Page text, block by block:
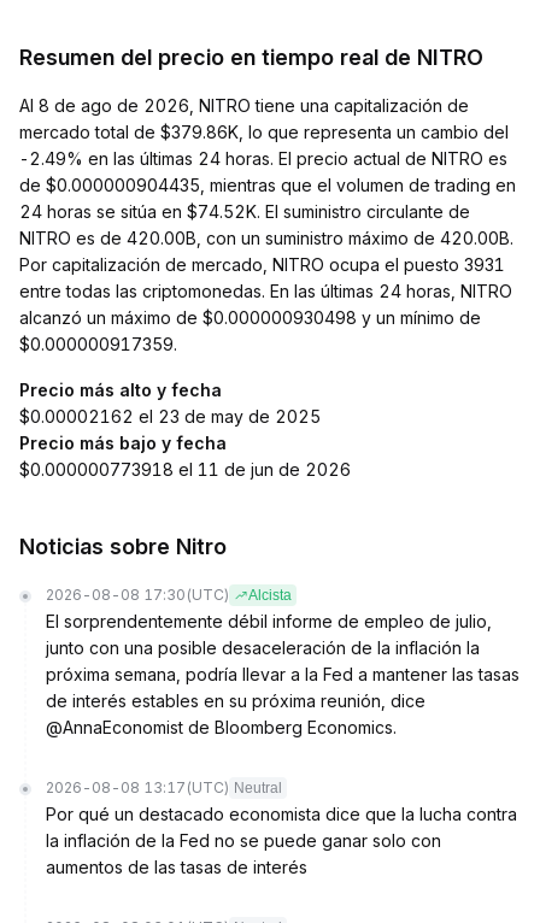
Resumen del precio en tiempo real de NITRO
Al 8 de ago de 2026, NITRO tiene una capitalización de
mercado total de $379.86K, lo que representa un cambio del
-2.49% en las últimas 24 horas. El precio actual de NITRO es
de $0.000000904435, mientras que el volumen de trading en
24 horas se sitúa en $74.52K. El suministro circulante de
NITRO es de 420.00B, con un suministro máximo de 420.00B.
Por capitalización de mercado, NITRO ocupa el puesto 3931
entre todas las criptomonedas. En las últimas 24 horas, NITRO
alcanzó un máximo de $0.000000930498 y un mínimo de
$0.000000917359.
Precio más alto y fecha
$0.00002162 el 23 de may de 2025
Precio más bajo y fecha
$0.000000773918 el 11 de jun de 2026
Noticias sobre Nitro
2026-08-08 17:30 (UTC) Alcista
El sorprendentemente débil informe de empleo de julio,
junto con una posible desaceleración de la inflación la
próxima semana, podría llevar a la Fed a mantener las tasas
de interés estables en su próxima reunión, dice
@AnnaEconomist de Bloomberg Economics.
2026-08-08 13:17 (UTC) Neutral
Por qué un destacado economista dice que la lucha contra
la inflación de la Fed no se puede ganar solo con
aumentos de las tasas de interés